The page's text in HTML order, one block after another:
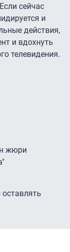
сейчас
и
действия,
и вдохнуть
телевидения.
жюри